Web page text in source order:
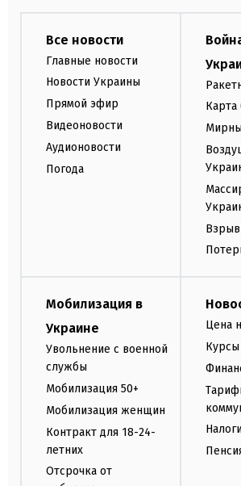
Все новости
Главные новости
Новости Украины
Прямой эфир
Видеоновости
Аудионовости
Погода
Карта
Мобилизация в
Украине
Увольнение с военной
службы
Мобилизация 50+
Мобилизация женщин
Контракт для 18-24-
летних
Отсрочка от
Цена